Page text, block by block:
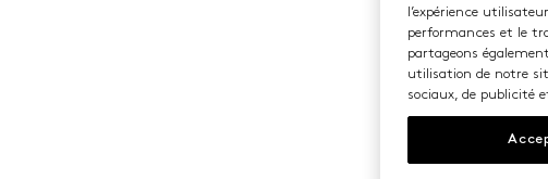
Accessibilité
l’expérience
performances et le
partageons
utilisation de notre
sociaux, de publicité